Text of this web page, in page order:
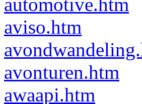
aviso.htm
avonturen.htm
awaapi.htm